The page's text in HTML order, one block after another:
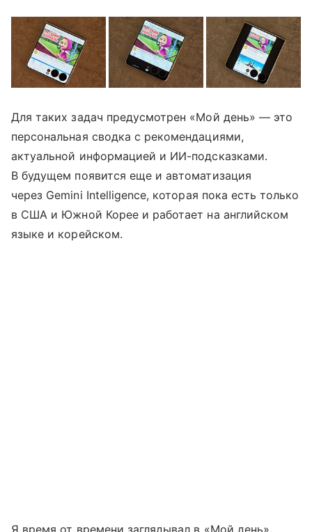
Для таких задач предусмотрен «Мой день» — это
персональная сводка с рекомендациями,
актуальной информацией и ИИ-подсказками.
В будущем появится еще и автоматизация
через Gemini Intelligence, которая пока есть только
в США и Южной Корее и работает на английском
языке и корейском.